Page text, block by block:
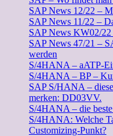
SAP News 12/22 –
SAP News 11/22 –
SAP News KW02/
SAP News 47/21 –
werden
S/4HANA – aATP-
S/4HANA – BP –
SAP S/HANA –
merken: DD03VV.
S/4HANA – die
S/4HANA: Welche
Customizing-Punkt?